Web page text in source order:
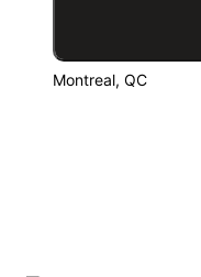
Montreal, QC